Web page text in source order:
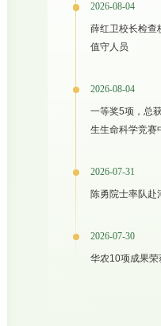
2026-08-04
薛红卫校长检查
值守人员
2026-08-04
一等奖5项，总
生生命科学竞赛
2026-07-31
陈勇院士率队赴
2026-07-30
华农10项成果